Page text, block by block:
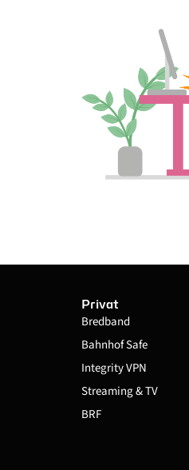
Privat
Bredband
Bahnhof Safe
Integrity VPN
Streaming & TV
BRF